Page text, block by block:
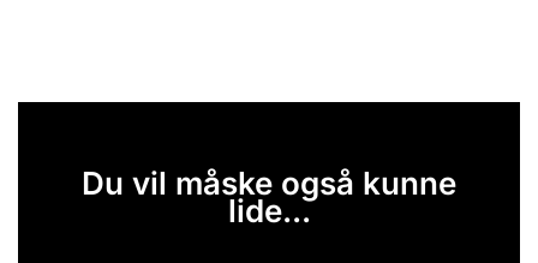
Du vil måske også kunne
lide...